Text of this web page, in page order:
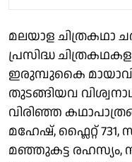
മലയാള ചിത്രകഥാ
പ്രസിദ്ധ
ഇരുമ്പുകൈ
തുടങ്ങിയവ
വിരിഞ്ഞ
മഹേഷ്, ഫ്ലൈറ്റ്
മഞ്ഞുകട്ട രഹസ്യം,